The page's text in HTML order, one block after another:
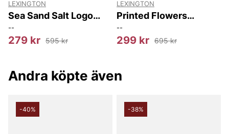
LEXINGTON
Sea Sand Salt Logo
Embroidered Cotton
Pillow Cover
--
279 kr 595 kr
LEXINGTON
Printed Flowers
Linen/cotton Pillow
Cover
--
299 kr 695 kr
Andra köpte även
-40% -38%